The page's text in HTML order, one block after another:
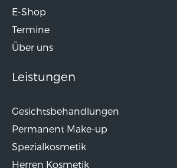
E-Shop
Termine
Über uns
Leistungen
Gesichtsbehandlungen
Permanent Make-up
Spezialkosmetik
Herren Kosmetik